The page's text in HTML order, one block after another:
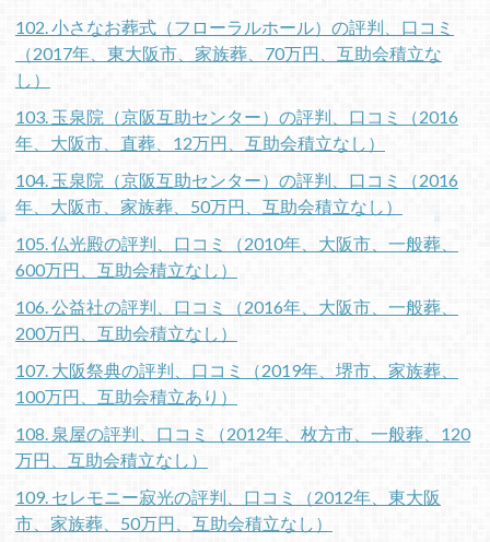
102. 小さなお葬式（フローラルホール）の評判、口コミ
（2017年、東大阪市、家族葬、70万円、互助会積立な
し）
103. 玉泉院（京阪互助センター）の評判、口コミ（2016
年、大阪市、直葬、12万円、互助会積立なし）
104. 玉泉院（京阪互助センター）の評判、口コミ（2016
年、大阪市、家族葬、50万円、互助会積立なし）
105. 仏光殿の評判、口コミ（2010年、大阪市、一般葬、
600万円、互助会積立なし）
106. 公益社の評判、口コミ（2016年、大阪市、一般葬、
200万円、互助会積立なし）
107. 大阪祭典の評判、口コミ（2019年、堺市、家族葬、
100万円、互助会積立あり）
108. 泉屋の評判、口コミ（2012年、枚方市、一般葬、120
万円、互助会積立なし）
109. セレモニー寂光の評判、口コミ（2012年、東大阪
市、家族葬、50万円、互助会積立なし）